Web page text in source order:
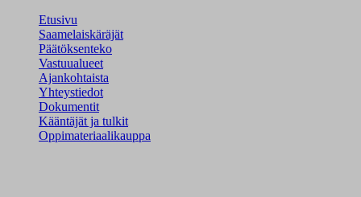
Etusivu
Saamelaiskäräjät
Päätöksenteko
Vastuualueet
Ajankohtaista
Yhteystiedot
Dokumentit
Kääntäjät ja tulkit
Oppimateriaalikauppa